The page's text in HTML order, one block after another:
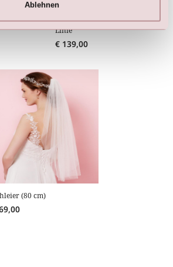
Ablehnen
FAVORIT! Tüll Unterrock - A-
Linie
€ 139,00
(80 cm)